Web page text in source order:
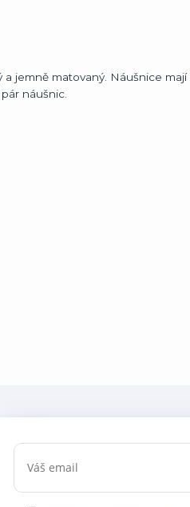
a jemně matovaný. Náušnice mají
náušnic.